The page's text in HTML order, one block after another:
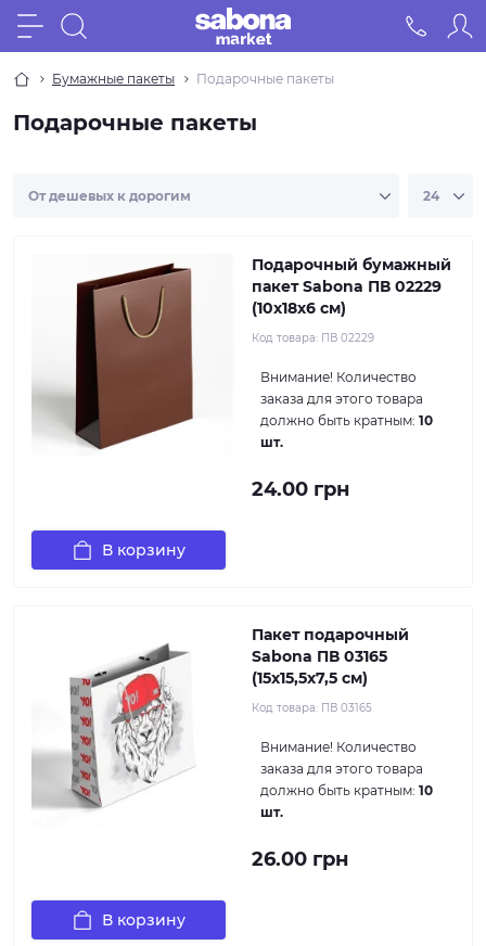
Бумажные пакеты Подарочные пакеты
Подарочные пакеты
Подарочный бумажный
пакет Sabona ПВ 02229
(10х18х6 см)
Код товара: ПВ 02229
Внимание! Количество
заказа для этого товара
должно быть кратным: 10
шт.
24.00 грн
В корзину
Пакет подарочный
Sabona ПВ 03165
(15x15,5x7,5 см)
Код товара: ПВ 03165
Внимание! Количество
заказа для этого товара
должно быть кратным: 10
шт.
26.00 грн
В корзину